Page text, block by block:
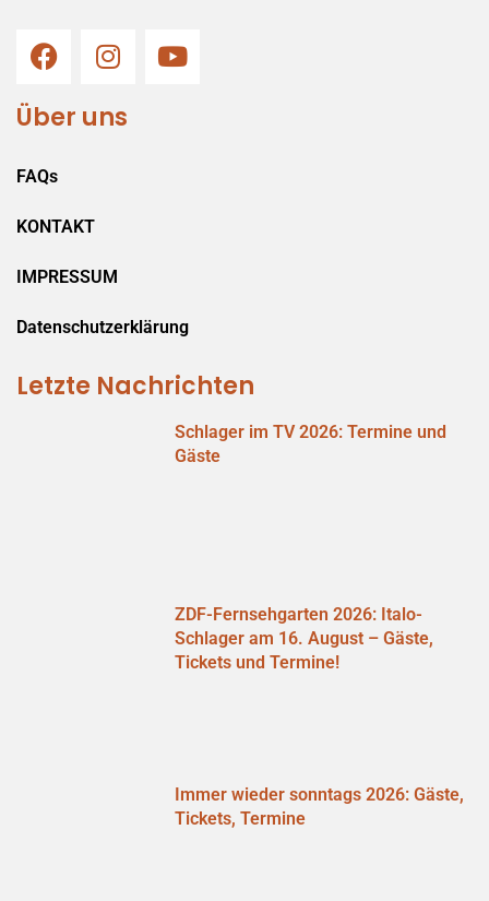
Über uns
FAQs
KONTAKT
IMPRESSUM
Datenschutzerklärung
Letzte Nachrichten
Schlager im TV 2026: Termine und
Gäste
ZDF-Fernsehgarten 2026: Italo-
Schlager am 16. August – Gäste,
Tickets und Termine!
Immer wieder sonntags 2026: Gäste,
Tickets, Termine